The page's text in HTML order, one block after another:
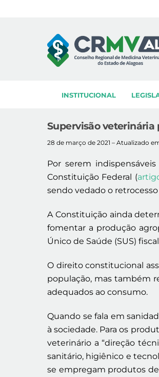
INSTITUCIONAL
Supervisão veterinária
28 de março de 2021 – Atualizado
Por serem
Constituição Federal (
sendo vedado o retrocesso
A Constituição ainda
fomentar a produção
Único de Saúde (SUS)
O direito constitucional
população, mas também
adequados ao consumo.
Quando se fala em
à sociedade. Para os
veterinário a “direção
sanitário, higiênico e
se empregam produtos de